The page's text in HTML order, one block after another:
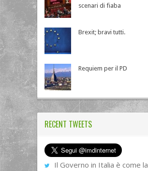
scenari di fiaba
Brexit; bravi tutti.
Requiem per il PD
RECENT TWEETS
Il Governo in Italia è come la